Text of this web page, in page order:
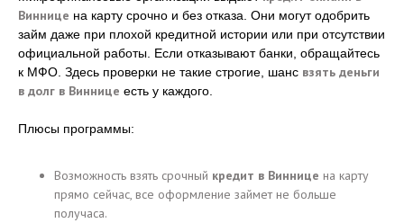
Виннице на карту срочно и без отказа. Они могут одобрить
займ даже при плохой кредитной истории или при отсутствии
официальной работы. Если отказывают банки, обращайтесь
к МФО. Здесь проверки не такие строгие, шанс взять деньги
в долг в Виннице есть у каждого.
Плюсы программы:
Возможность взять срочный кредит в Виннице на карту
прямо сейчас, все оформление займет не больше
получаса.